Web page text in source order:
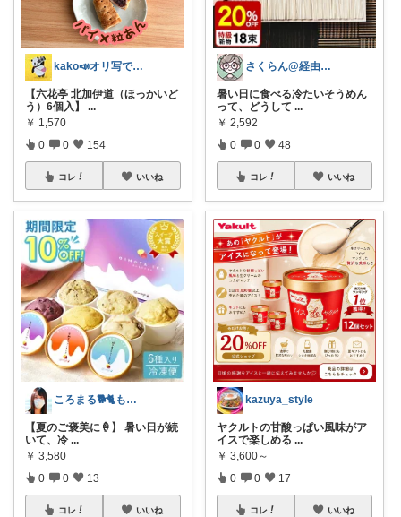
kako📣オリ写で投稿継続中💎会員
【六花亭 北加伊道（ほっかいど
う）6個入】
...
￥ 1,570
0 0 154
コレ いいね
ころまる🐕🐈もふもふ愛好家💓
【夏のご褒美に🍦】 暑い日が続
いて、冷 ...
￥ 3,580
0 0 13
コレ いいね
さくらん@経由感謝
暑い日に食べる冷たいそうめん
って、どうして ...
￥ 2,592
0 0 48
コレ いいね
kazuya_style
ヤクルトの甘酸っぱい風味がア
イスで楽しめる ...
￥ 3,600～
0 0 17
コレ いいね